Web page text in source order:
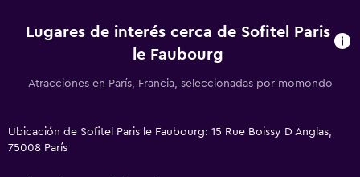
Lugares de interés cerca de Sofitel Paris
le Faubourg
Atracciones en París, Francia, seleccionadas por momondo
Ubicación de Sofitel Paris le Faubourg: 15 Rue Boissy D Anglas,
75008 París